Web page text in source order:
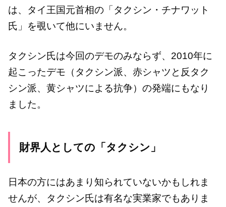
は、タイ王国元首相の「タクシン・チナワット
氏」を覗いて他にいません。
タクシン氏は今回のデモのみならず、2010年に
起こったデモ（タクシン派、赤シャツと反タク
シン派、黄シャツによる抗争）の発端にもなり
ました。
財界人としての「タクシン」
日本の方にはあまり知られていないかもしれま
せんが、タクシン氏は有名な実業家でもありま